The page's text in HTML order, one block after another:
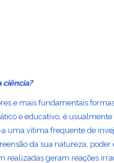
ciência?
e mais fundamentais
e educativo, é
uma vítima frequente de
da sua natureza,
realizadas geram reações